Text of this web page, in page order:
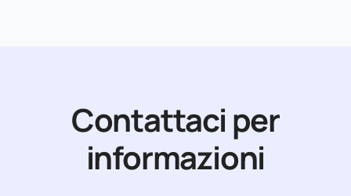
Contattaci per
informazioni